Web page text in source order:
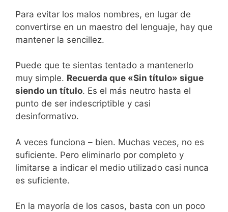
Para evitar los malos nombres, en lugar de
convertirse en un maestro del lenguaje, hay que
mantener la sencillez.
Puede que te sientas tentado a mantenerlo
muy simple. Recuerda que «Sin título» sigue
siendo un título. Es el más neutro hasta el
punto de ser indescriptible y casi
desinformativo.
A veces funciona – bien. Muchas veces, no es
suficiente. Pero eliminarlo por completo y
limitarse a indicar el medio utilizado casi nunca
es suficiente.
En la mayoría de los casos, basta con un poco